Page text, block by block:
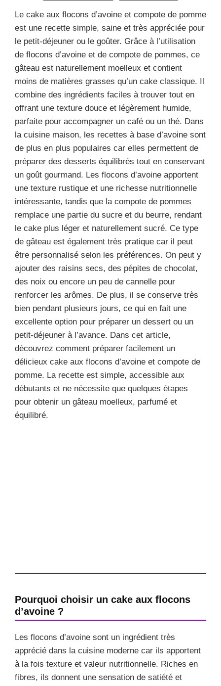
Le cake aux flocons d’avoine et compote de pomme
est une recette simple, saine et très appréciée pour
le petit-déjeuner ou le goûter. Grâce à l’utilisation
de flocons d’avoine et de compote de pommes, ce
gâteau est naturellement moelleux et contient
moins de matières grasses qu’un cake classique. Il
combine des ingrédients faciles à trouver tout en
offrant une texture douce et légèrement humide,
parfaite pour accompagner un café ou un thé. Dans
la cuisine maison, les recettes à base d’avoine sont
de plus en plus populaires car elles permettent de
préparer des desserts équilibrés tout en conservant
un goût gourmand. Les flocons d’avoine apportent
une texture rustique et une richesse nutritionnelle
intéressante, tandis que la compote de pommes
remplace une partie du sucre et du beurre, rendant
le cake plus léger et naturellement sucré. Ce type
de gâteau est également très pratique car il peut
être personnalisé selon les préférences. On peut y
ajouter des raisins secs, des pépites de chocolat,
des noix ou encore un peu de cannelle pour
renforcer les arômes. De plus, il se conserve très
bien pendant plusieurs jours, ce qui en fait une
excellente option pour préparer un dessert ou un
petit-déjeuner à l’avance. Dans cet article,
découvrez comment préparer facilement un
délicieux cake aux flocons d’avoine et compote de
pomme. La recette est simple, accessible aux
débutants et ne nécessite que quelques étapes
pour obtenir un gâteau moelleux, parfumé et
équilibré.
Pourquoi choisir un cake aux flocons
d’avoine ?
Les flocons d’avoine sont un ingrédient très
apprécié dans la cuisine moderne car ils apportent
à la fois texture et valeur nutritionnelle. Riches en
fibres, ils donnent une sensation de satiété et